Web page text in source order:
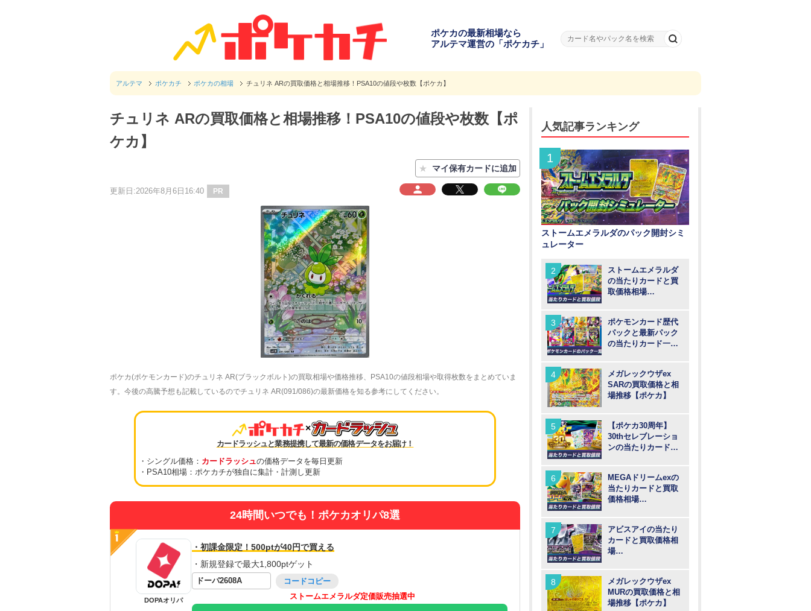
ポケカの最新相場なら
アルテマ運営の「ポケカチ」
アルテマ ポケカチ ポケカの相場 チュリネ ARの買取価格と相場推移！PSA10の値段や枚数【ポケカ】
チュリネ ARの買取価格と相場推移！PSA10の値段や枚数【ポ
ケカ】
★ マイ保有カードに追加
更新日:2026年8月6日16:40 PR
ポケカ(ポケモンカード)のチュリネ AR(ブラックボルト)の買取相場や価格推移、PSA10の値段相場や取得枚数をまとめていま
す。今後の高騰予想も記載しているのでチュリネ AR(091/086)の最新価格を知る参考にしてください。
×
カードラッシュと業務提携して最新の価格データをお届け！
・シングル価格： カードラッシュの価格データを毎日更新
・PSA10相場：ポケカチが独自に集計・計測し更新
24時間いつでも！ポケカオリパ8選
DOPAオリパ
・初課金限定！500ptが40円で買える
・新規登録で最大1,800ptゲット
ドーパ2608A
コードコピー
ストームエメラルダ定価販売抽選中
人気記事ランキング
ストームエメラルダのパック開封シミ
ュレーター
ストームエメラルダ
の当たりカードと買
取価格相場
ポケモンカード歴代
パックと最新パック
の当たりカード一覧
メガレックウザex
SARの買取価格と相
場推移【ポケカ】
【ポケカ30周年】
30thセレブレーショ
ンの当たりカードと
MEGAドリームexの
当たりカードと買取
価格相場
アビスアイの当たり
カードと買取価格相
場
メガレックウザex
MURの買取価格と相
場推移【ポケカ】